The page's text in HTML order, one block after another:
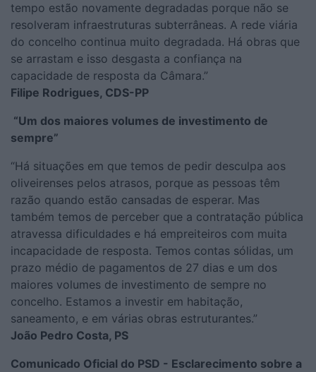
tempo estão novamente degradadas porque não se
resolveram infraestruturas subterrâneas. A rede viária
do concelho continua muito degradada. Há obras que
se arrastam e isso desgasta a confiança na
capacidade de resposta da Câmara.”
Filipe Rodrigues, CDS-PP
“Um dos maiores volumes de investimento de
sempre”
“Há situações em que temos de pedir desculpa aos
oliveirenses pelos atrasos, porque as pessoas têm
razão quando estão cansadas de esperar. Mas
também temos de perceber que a contratação pública
atravessa dificuldades e há empreiteiros com muita
incapacidade de resposta. Temos contas sólidas, um
prazo médio de pagamentos de 27 dias e um dos
maiores volumes de investimento de sempre no
concelho. Estamos a investir em habitação,
saneamento, e em várias obras estruturantes.”
João Pedro Costa, PS
Comunicado Oficial do PSD - Esclarecimento sobre a